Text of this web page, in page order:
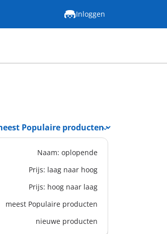
Inloggen
Naam: oplopende
Prijs: laag naar hoog
Prijs: hoog naar laag
meest Populaire producten
nieuwe producten
- PLAYMOBIL Figures
(Serie 29)
In winkelwagen